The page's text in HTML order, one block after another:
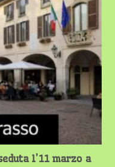
l’11 marzo a